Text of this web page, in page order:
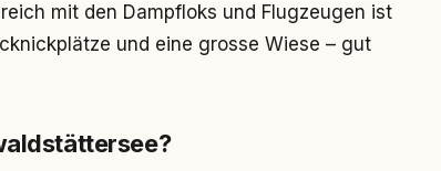
mit den Dampfloks und Flugzeugen ist
und eine grosse Wiese – gut